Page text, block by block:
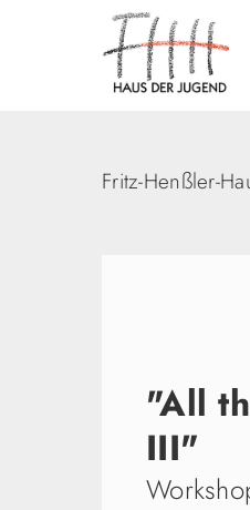
Fritz-Henßler-
"All
III"